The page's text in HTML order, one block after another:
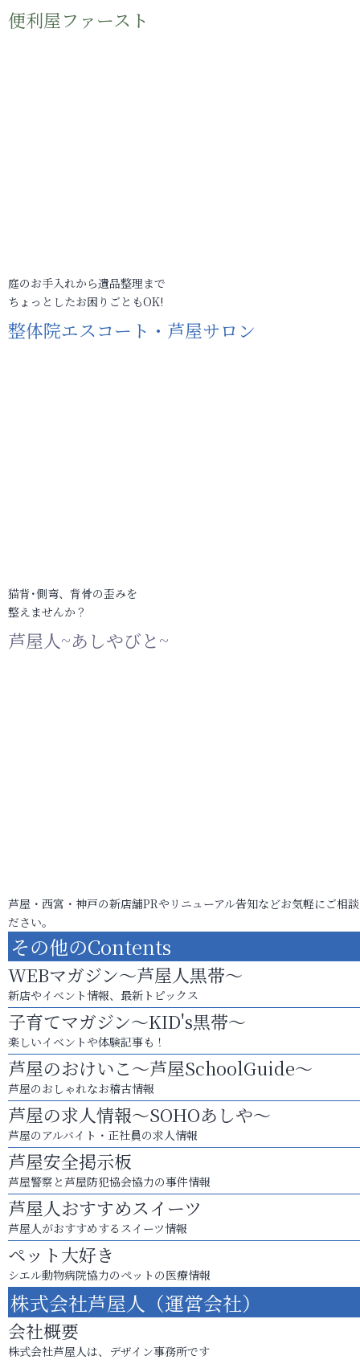
便利屋ファースト
庭のお手入れから遺品整理まで
ちょっとしたお困りごともOK!
整体院エスコート・芦屋サロン
猫背･側弯、背骨の歪みを
整えませんか？
芦屋人~あしやびと~
芦屋・西宮・神戸の新店舗PRやリニューアル告知などお気軽にご相
ださい。
その他のContents
WEBマガジン～芦屋人黒帯～
新店やイベント情報、最新トピックス
子育てマガジン～KID's黒帯～
楽しいイベントや体験記事も！
芦屋のおけいこ～芦屋SchoolGuide～
芦屋のおしゃれなお稽古情報
芦屋の求人情報～SOHOあしや～
芦屋のアルバイト・正社員の求人情報
芦屋安全掲示板
芦屋警察と芦屋防犯協会協力の事件情報
芦屋人おすすめスイーツ
芦屋人がおすすめするスイーツ情報
ペット大好き
シエル動物病院協力のペットの医療情報
株式会社芦屋人（運営会社）
会社概要
株式会社芦屋人は、デザイン事務所です